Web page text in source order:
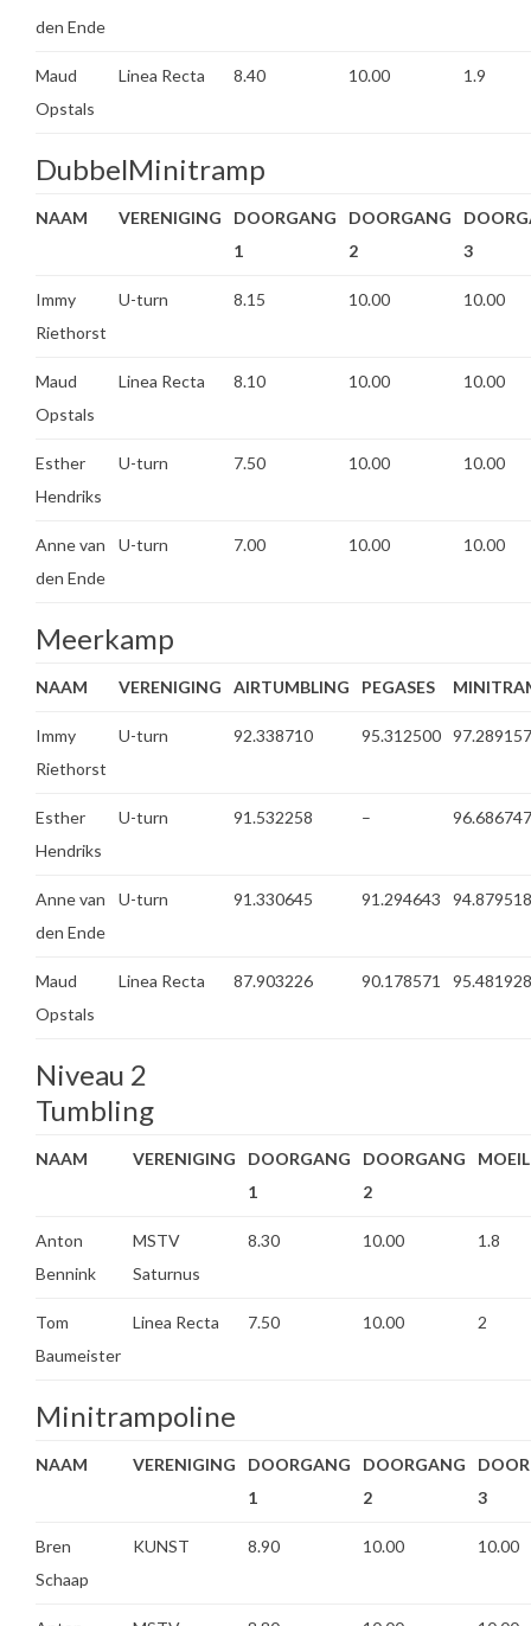
den Ende
Maud
Opstals
Linea Recta 8.40 10.00 1.9
DubbelMinitramp
NAAM VERENIGING
DOORGANG
1
DOORGANG
2
3
Immy
Riethorst
U-turn 8.15 10.00 10.00
Maud
Opstals
Linea Recta 8.10 10.00 10.00
Esther
Hendriks
U-turn 7.50 10.00 10.00
Anne van
den Ende
U-turn 7.00 10.00 10.00
Meerkamp
NAAM VERENIGING AIRTUMBLING PEGASES
Immy
Riethorst
U-turn 92.338710 95.312500 97.289157
Esther
Hendriks
U-turn 91.532258 – 96.686747
Anne van
den Ende
U-turn 91.330645 91.294643 94.879518
Maud
Opstals
Linea Recta 87.903226 90.178571 95.481928
Niveau 2
Tumbling
NAAM VERENIGING
DOORGANG
1
DOORGANG
2
Anton
Bennink
MSTV
Saturnus
8.30 10.00 1.8
Tom
Baumeister
Linea Recta 7.50 10.00 2
Minitrampoline
NAAM VERENIGING
DOORGANG
1
DOORGANG
2
3
Bren
Schaap
KUNST 8.90 10.00 10.00